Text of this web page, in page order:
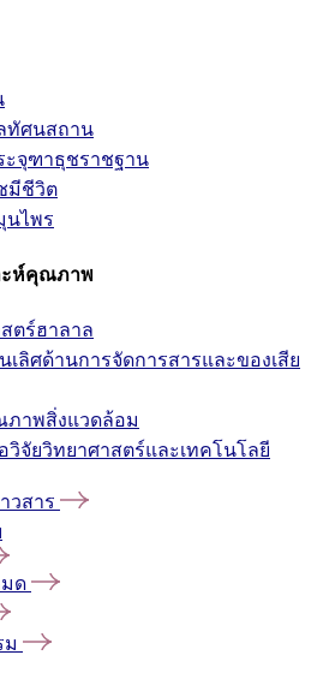
ศนสถาน
จุฑาธุชราชฐาน
ชีวิต
ไพร
ะห์คุณภาพ
ตร์ฮาลาล
เลิศด้านการจัดการสารและของเสีย
าพสิ่งแวดล้อม
วิจัยวิทยาศาสตร์และเทคโนโลยี
วสาร
ด
ม